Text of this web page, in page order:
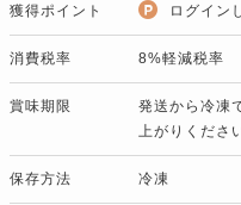
獲得ポイント ログイン
消費税率 8%軽減税率
賞味期限
発送から冷凍
上がりくださ
保存方法 冷凍